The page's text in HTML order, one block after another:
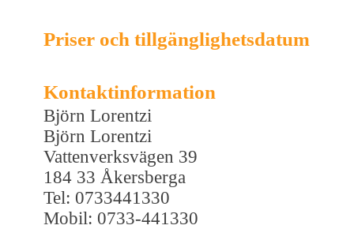
Priser och tillgänglighetsdatum
Kontaktinformation
Björn Lorentzi
Björn Lorentzi
Vattenverksvägen 39
184 33 Åkersberga
Tel: 0733441330
Mobil: 0733-441330